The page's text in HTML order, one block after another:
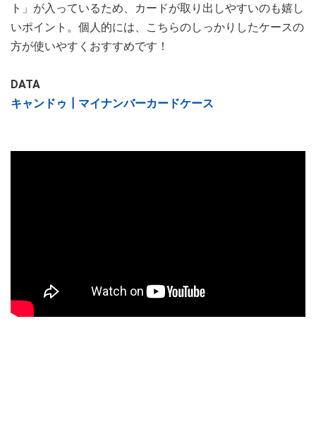
ト」が入っているため、カードが取り出しやすいのも嬉し
いポイント。個人的には、こちらのしっかりしたケースの
方が使いやすくおすすめです！
DATA
キャンドゥ┃マイナンバーカードケース